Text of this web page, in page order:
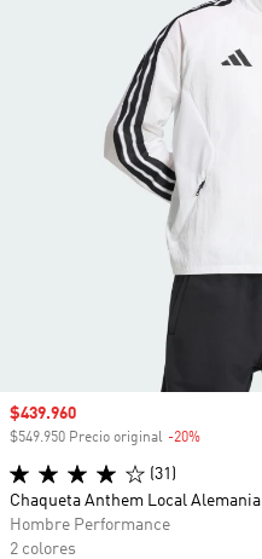
Precio de venta
$439.960
$549.950 Precio original -20%
(31)
Chaqueta Anthem Local Alemania
Hombre Performance
2 colores